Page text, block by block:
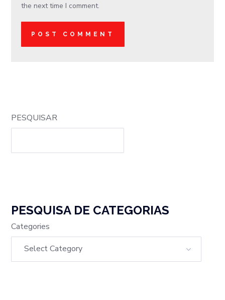
the next time I comment.
PESQUISAR
PESQUISA DE CATEGORIAS
Categories